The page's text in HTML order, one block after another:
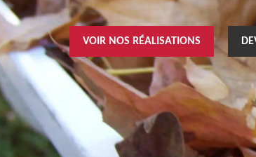
VOIR NOS RÉALISATIONS